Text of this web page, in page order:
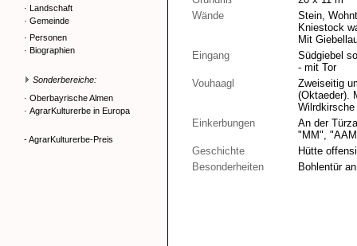
· Landschaft
· Gemeinde
· Personen
· Biographien
Sonderbereiche:
· Oberbayrische Almen
· AgrarKulturerbe in Europa
- AgrarKulturerbe-Preis
Wände
Stein,
Kniestock
Mit
Eingang
Südgiebel
- mit Tor
Vouhaagl
Zweiseitig
(Oktaeder).
Einkerbungen
An der
"MM",
Geschichte
Hütte
Besonderheiten
Bohlentür